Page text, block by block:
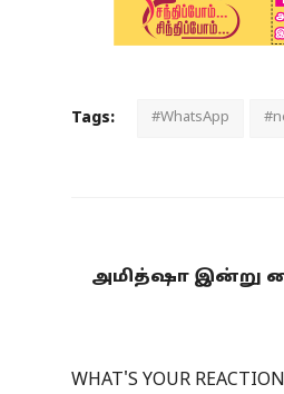
Tags: #WhatsApp
அமித்ஷா இன்று
WHAT'S YOUR